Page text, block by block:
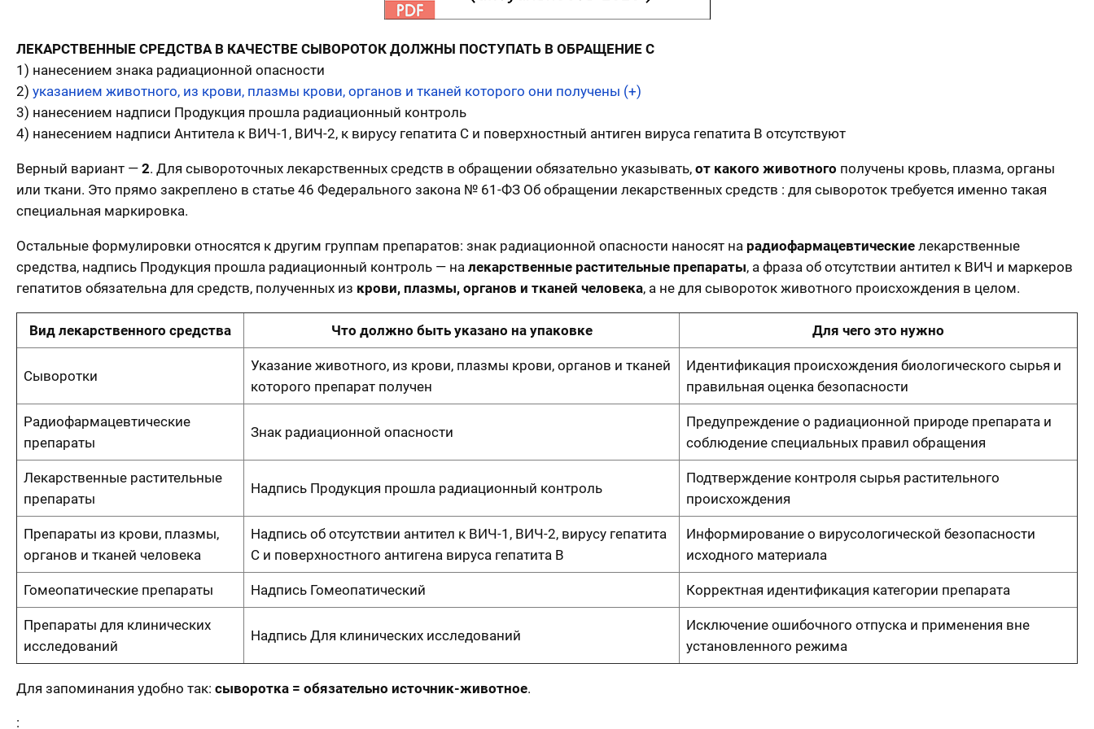
ЛЕКАРСТВЕННЫЕ СРЕДСТВА В КАЧЕСТВЕ СЫВОРОТОК ДОЛЖНЫ ПОСТУПАТЬ В ОБРАЩЕНИЕ С
1) нанесением знака радиационной опасности
2) указанием животного, из крови, плазмы крови, органов и тканей которого они получены (+)
3) нанесением надписи Продукция прошла радиационный контроль
4) нанесением надписи Антитела к ВИЧ-1, ВИЧ-2, к вирусу гепатита C и поверхностный антиген вируса гепатита B отсутствуют
Верный вариант — 2. Для сывороточных лекарственных средств в обращении обязательно указывать, от какого животного получены кровь, плазма, органы
или ткани. Это прямо закреплено в статье 46 Федерального закона № 61-ФЗ Об обращении лекарственных средств : для сывороток требуется именно такая
специальная маркировка.
Остальные формулировки относятся к другим группам препаратов: знак радиационной опасности наносят на радиофармацевтические лекарственные
средства, надпись Продукция прошла радиационный контроль — на лекарственные растительные препараты, а фраза об отсутствии антител к ВИЧ и маркеров
гепатитов обязательна для средств, полученных из крови, плазмы, органов и тканей человека, а не для сывороток животного происхождения в целом.
Вид лекарственного средства Что должно быть указано на упаковке Для чего это нужно
Сыворотки
Указание животного, из крови, плазмы крови, органов и тканей
которого препарат получен
Идентификация происхождения биологического сырья и
правильная оценка безопасности
Радиофармацевтические
препараты
Знак радиационной опасности
Предупреждение о радиационной природе препарата и
соблюдение специальных правил обращения
Лекарственные растительные
препараты
Надпись Продукция прошла радиационный контроль
Подтверждение контроля сырья растительного
происхождения
Препараты из крови, плазмы,
органов и тканей человека
Надпись об отсутствии антител к ВИЧ-1, ВИЧ-2, вирусу гепатита
C и поверхностного антигена вируса гепатита B
Информирование о вирусологической безопасности
исходного материала
Гомеопатические препараты Надпись Гомеопатический Корректная идентификация категории препарата
Препараты для клинических
исследований
Надпись Для клинических исследований
Исключение ошибочного отпуска и применения вне
установленного режима
Для запоминания удобно так: сыворотка = обязательно источник-животное.
: